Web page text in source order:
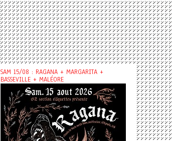
SAM 15/08 : RAGANA + MARGARITA +
BASSEVILLE + MALÉORE